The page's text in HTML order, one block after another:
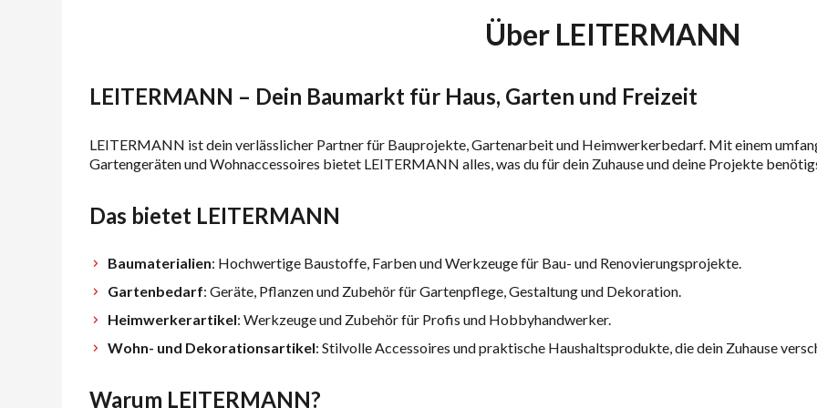
Über LEITERMANN
LEITERMANN – Dein Baumarkt für Haus, Garten und Freizeit
LEITERMANN ist dein verlässlicher Partner für Bauprojekte, Gartenarbeit und Heimwerkerbedarf. Mit einem
Gartengeräten und Wohnaccessoires bietet LEITERMANN alles, was du für dein Zuhause und deine Projekte
Das bietet LEITERMANN
Baumaterialien: Hochwertige Baustoffe, Farben und Werkzeuge für Bau- und Renovierungsprojekte.
Gartenbedarf: Geräte, Pflanzen und Zubehör für Gartenpflege, Gestaltung und Dekoration.
Heimwerkerartikel: Werkzeuge und Zubehör für Profis und Hobbyhandwerker.
Wohn- und Dekorationsartikel: Stilvolle Accessoires und praktische Haushaltsprodukte, die dein Zuhause
Warum LEITERMANN?